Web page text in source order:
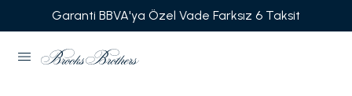
Garanti BBVA'ya Özel Vade Farksız 6 Taksit